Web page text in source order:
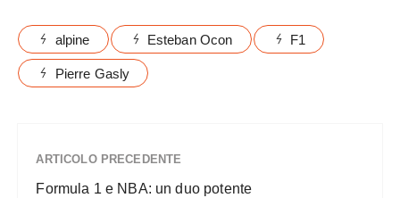
alpine Esteban Ocon F1
Pierre Gasly
ARTICOLO PRECEDENTE
Formula 1 e NBA: un duo potente